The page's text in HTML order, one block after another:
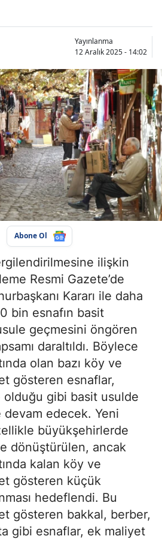
Yayınlanma
12 Aralık 2025 - 14:02
Abone Ol
ilişkin
Resmi Gazete’de
Kararı ile daha
bin esnafın basit
geçmesini öngören
daraltıldı. Böylece
olan bazı köy ve
gösteren esnaflar,
gibi basit usulde
edecek. Yeni
büyükşehirlerde
dönüştürülen, ancak
kalan köy ve
gösteren küçük
hedeflendi. Bu
gösteren bakkal, berber,
gibi esnaflar, ek maliyet